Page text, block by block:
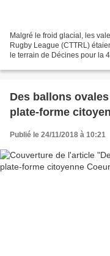
Malgré le froid glacial, les
Rugby League (CTTRL)
le terrain de Décines pour la
Des ballons
plate-forme
Publié le 24/11/2018 à 10:21